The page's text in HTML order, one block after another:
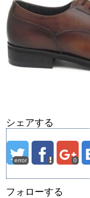
シェアする
error 0
フォローする